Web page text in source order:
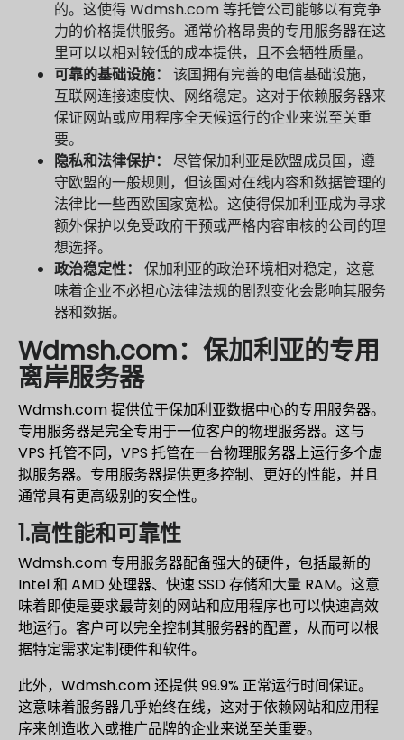
的。这使得 Wdmsh.com 等托管公司能够以有竞争
力的价格提供服务。通常价格昂贵的专用服务器在这
里可以以相对较低的成本提供，且不会牺牲质量。
可靠的基础设施：
该国拥有完善的电信基础设施，
互联网连接速度快、网络稳定。这对于依赖服务器来
保证网站或应用程序全天候运行的企业来说至关重
要。
隐私和法律保护：
尽管保加利亚是欧盟成员国，遵
守欧盟的一般规则，但该国对在线内容和数据管理的
法律比一些西欧国家宽松。这使得保加利亚成为寻求
额外保护以免受政府干预或严格内容审核的公司的理
想选择。
政治稳定性：
保加利亚的政治环境相对稳定，这意
味着企业不必担心法律法规的剧烈变化会影响其服务
器和数据。
Wdmsh.com：保加利亚的专用
离岸服务器
Wdmsh.com 提供位于保加利亚数据中心的专用服务器。
专用服务器是完全专用于一位客户的物理服务器。这与
VPS 托管不同，VPS 托管在一台物理服务器上运行多个虚
拟服务器。专用服务器提供更多控制、更好的性能，并且
通常具有更高级别的安全性。
1.高性能和可靠性
Wdmsh.com 专用服务器配备强大的硬件，包括最新的
Intel 和 AMD 处理器、快速 SSD 存储和大量 RAM。这意
味着即使是要求最苛刻的网站和应用程序也可以快速高效
地运行。客户可以完全控制其服务器的配置，从而可以根
据特定需求定制硬件和软件。
此外，Wdmsh.com 还提供 99.9% 正常运行时间保证。
这意味着服务器几乎始终在线，这对于依赖网站和应用程
序来创造收入或推广品牌的企业来说至关重要。